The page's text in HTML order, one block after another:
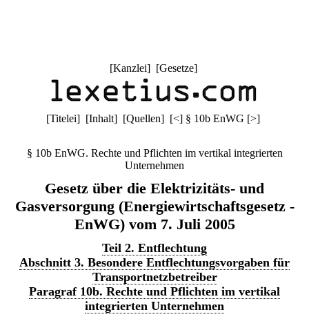
[Kanzlei] [Gesetze]
[Titelei] [Inhalt] [Quellen] [<] § 10b EnWG [>]
§ 10b EnWG. Rechte und Pflichten im vertikal integrierten
Unternehmen
Gesetz über die Elektrizitäts- und
Gasversorgung (Energiewirtschaftsgesetz -
EnWG) vom 7. Juli 2005
Teil 2. Entflechtung
Abschnitt 3. Besondere Entflechtungsvorgaben für
Transportnetzbetreiber
Paragraf 10b. Rechte und Pflichten im vertikal
integrierten Unternehmen